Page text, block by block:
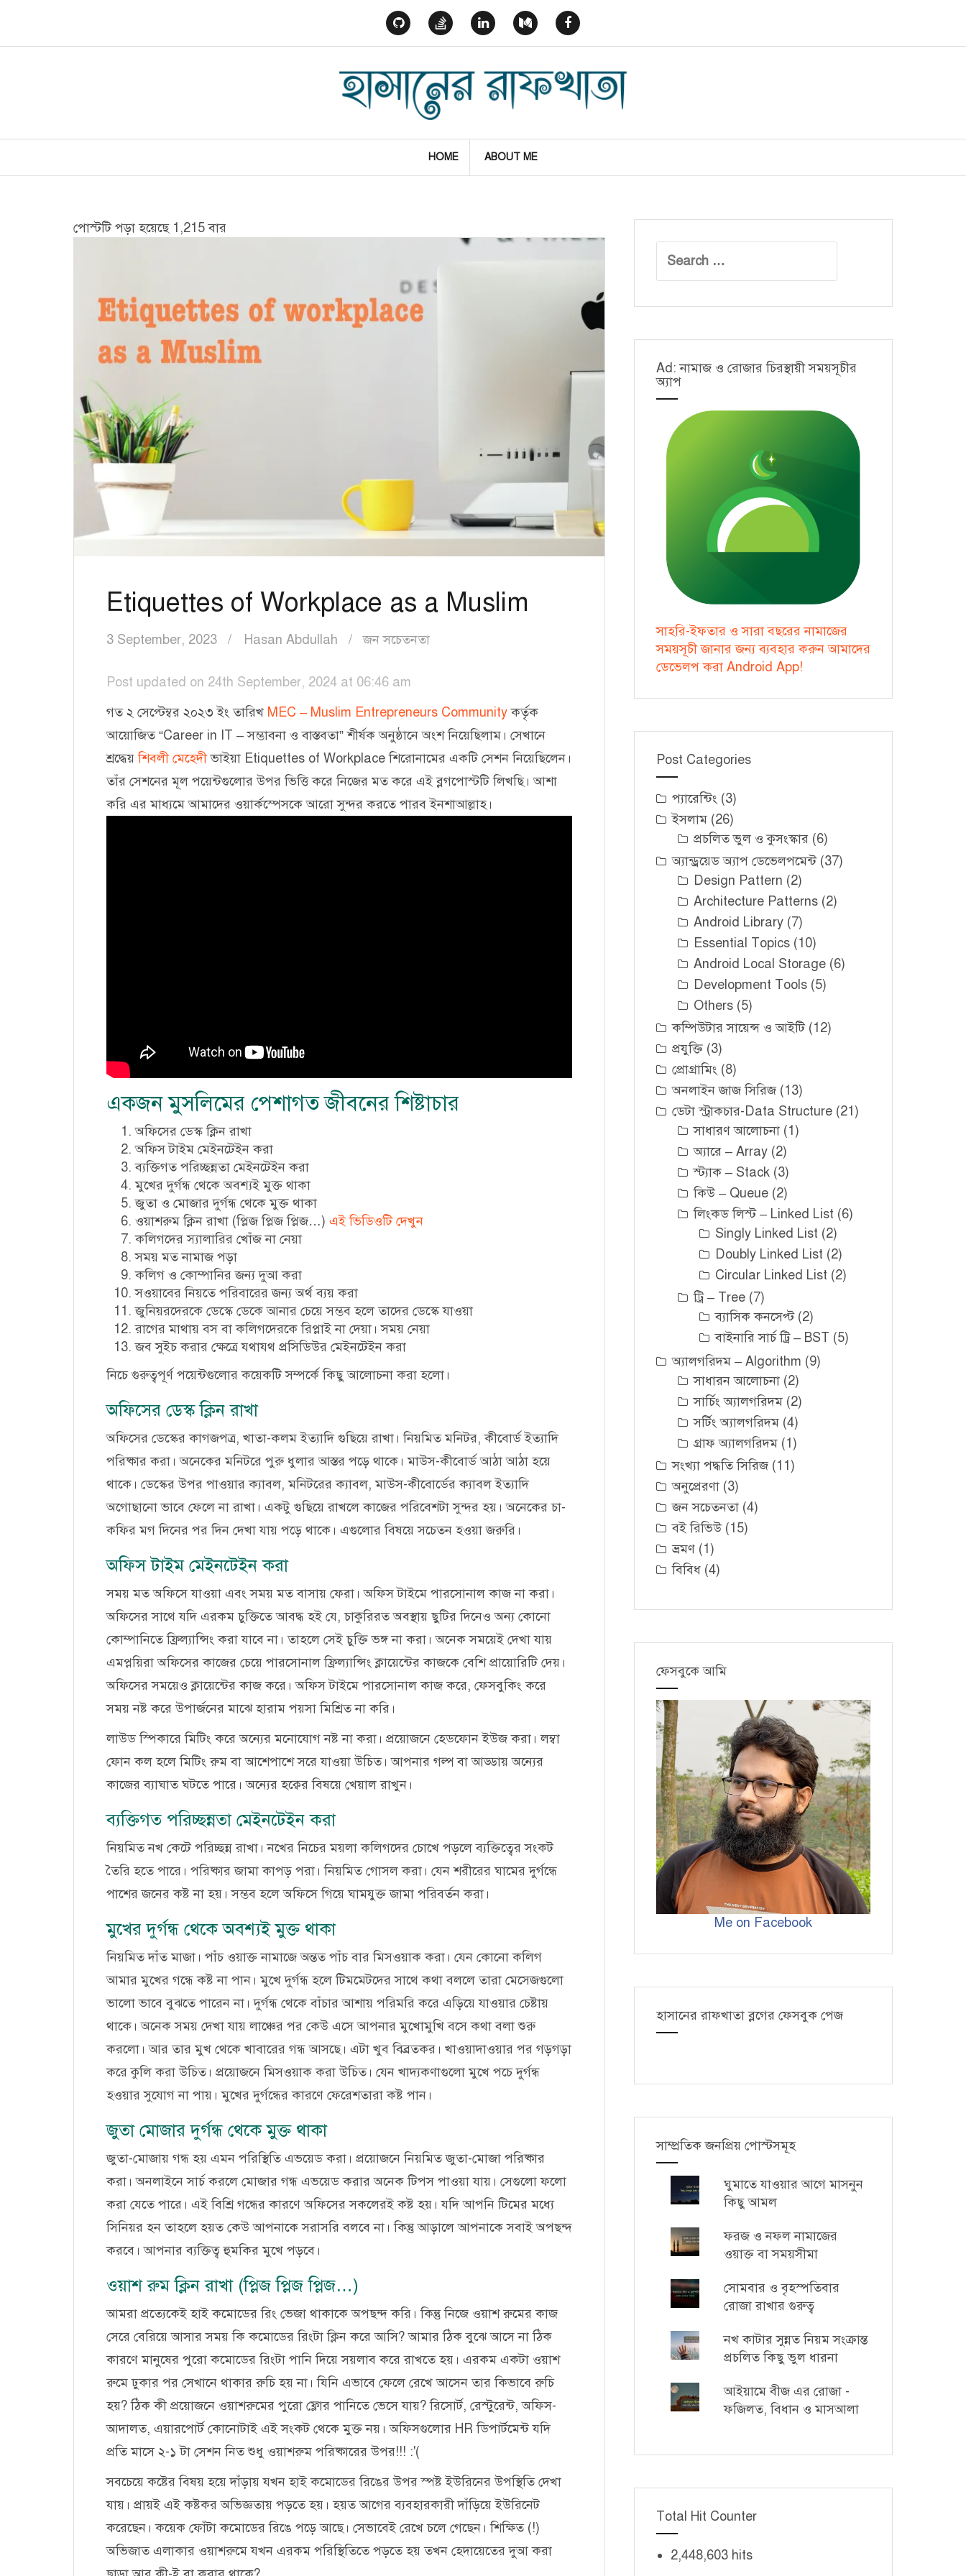
content
HOME ABOUT ME
পোস্টটি পড়া হয়েছে 1,215 বার
Etiquettes of Workplace as a Muslim
3 September, 2023 Hasan Abdullah জন সচেতনতা
Post updated on 24th September, 2024 at 06:46 am
গত ২ সেপ্টেম্বর ২০২৩ ইং তারিখ MEC – Muslim Entrepreneurs Communityকর্তৃক
আয়োজিত “Career in IT – সম্ভাবনা ও বাস্তবতা” শীর্ষক অনুষ্ঠানে অংশ নিয়েছিলাম। সেখানে
শ্রদ্ধেয়শিবলী মেহেদীভাইয়া Etiquettes of Workplace শিরোনামের একটি সেশন নিয়েছিলেন।
তাঁর সেশনের মূল পয়েন্টগুলোর উপর ভিত্তি করে নিজের মত করে এই ব্লগপোস্টটি লিখছি। আশা
করি এর মাধ্যমে আমাদের ওয়ার্কস্পেসকে আরো সুন্দর করতে পারব ইনশাআল্লাহ।
একজন মুসলিমের পেশাগত জীবনের শিষ্টাচার
অফিসের ডেস্ক ক্লিন রাখা
অফিস টাইম মেইনটেইন করা
ব্যক্তিগত পরিচ্ছন্নতা মেইনটেইন করা
মুখের দুর্গন্ধ থেকে অবশ্যই মুক্ত থাকা
জুতা ও মোজার দুর্গন্ধ থেকে মুক্ত থাকা
ওয়াশরুম ক্লিন রাখা (প্লিজ প্লিজ প্লিজ…) এই ভিডিওটি দেখুন
কলিগদের স্যালারির খোঁজ না নেয়া
সময় মত নামাজ পড়া
কলিগ ও কোম্পানির জন্য দুআ করা
সওয়াবের নিয়তে পরিবারের জন্য অর্থ ব্যয় করা
জুনিয়রদেরকে ডেস্কে ডেকে আনার চেয়ে সম্ভব হলে তাদের ডেস্কে যাওয়া
রাগের মাথায় বস বা কলিগদেরকে রিপ্লাই না দেয়া। সময় নেয়া
জব সুইচ করার ক্ষেত্রে যথাযথ প্রসিডিউর মেইনটেইন করা
নিচে গুরুত্বপূর্ণ পয়েন্টগুলোর কয়েকটি সম্পর্কে কিছু আলোচনা করা হলো।
অফিসের ডেস্ক ক্লিন রাখা
অফিসের ডেস্কের কাগজপত্র, খাতা-কলম ইত্যাদি গুছিয়ে রাখা। নিয়মিত মনিটর, কীবোর্ড ইত্যাদি
পরিষ্কার করা। অনেকের মনিটরে পুরু ধুলার আস্তর পড়ে থাকে। মাউস-কীবোর্ড আঠা আঠা হয়ে
থাকে। ডেস্কের উপর পাওয়ার ক্যাবল, মনিটরের ক্যাবল, মাউস-কীবোর্ডের ক্যাবল ইত্যাদি
অগোছানো ভাবে ফেলে না রাখা। একটু গুছিয়ে রাখলে কাজের পরিবেশটা সুন্দর হয়। অনেকের চা-
কফির মগ দিনের পর দিন দেখা যায় পড়ে থাকে। এগুলোর বিষয়ে সচেতন হওয়া জরুরি।
অফিস টাইম মেইনটেইন করা
সময় মত অফিসে যাওয়া এবং সময় মত বাসায় ফেরা। অফিস টাইমে পারসোনাল কাজ না করা।
অফিসের সাথে যদি এরকম চুক্তিতে আবদ্ধ হই যে, চাকুরিরত অবস্থায় ছুটির দিনেও অন্য কোনো
কোম্পানিতে ফ্রিল্যান্সিং করা যাবে না। তাহলে সেই চুক্তি ভঙ্গ না করা। অনেক সময়েই দেখা যায়
এমপ্লয়িরা অফিসের কাজের চেয়ে পারসোনাল ফ্রিল্যান্সিং ক্লায়েন্টের কাজকে বেশি প্রায়োরিটি দেয়।
অফিসের সময়েও ক্লায়েন্টের কাজ করে। অফিস টাইমে পারসোনাল কাজ করে, ফেসবুকিং করে
সময় নষ্ট করে উপার্জনের মাঝে হারাম পয়সা মিশ্রিত না করি।
লাউড স্পিকারে মিটিং করে অন্যের মনোযোগ নষ্ট না করা। প্রয়োজনে হেডফোন ইউজ করা। লম্বা
ফোন কল হলে মিটিং রুম বা আশেপাশে সরে যাওয়া উচিত। আপনার গল্প বা আড্ডায় অন্যের
কাজের ব্যাঘাত ঘটতে পারে। অন্যের হক্বের বিষয়ে খেয়াল রাখুন।
ব্যক্তিগত পরিচ্ছন্নতা মেইনটেইন করা
নিয়মিত নখ কেটে পরিচ্ছন্ন রাখা। নখের নিচের ময়লা কলিগদের চোখে পড়লে ব্যক্তিত্বের সংকট
তৈরি হতে পারে। পরিষ্কার জামা কাপড় পরা। নিয়মিত গোসল করা। যেন শরীরের ঘামের দুর্গন্ধে
পাশের জনের কষ্ট না হয়। সম্ভব হলে অফিসে গিয়ে ঘামযুক্ত জামা পরিবর্তন করা।
মুখের দুর্গন্ধ থেকে অবশ্যই মুক্ত থাকা
নিয়মিত দাঁত মাজা। পাঁচ ওয়াক্ত নামাজে অন্তত পাঁচ বার মিসওয়াক করা। যেন কোনো কলিগ
আমার মুখের গন্ধে কষ্ট না পান। মুখে দুর্গন্ধ হলে টিমমেটদের সাথে কথা বললে তারা মেসেজগুলো
ভালো ভাবে বুঝতে পারেন না। দুর্গন্ধ থেকে বাঁচার আশায় পরিমরি করে এড়িয়ে যাওয়ার চেষ্টায়
থাকে। অনেক সময় দেখা যায় লাঞ্চের পর কেউ এসে আপনার মুখোমুখি বসে কথা বলা শুরু
করলো। আর তার মুখ থেকে খাবারের গন্ধ আসছে। এটা খুব বিব্রতকর। খাওয়াদাওয়ার পর গড়গড়া
করে কুলি করা উচিত। প্রয়োজনে মিসওয়াক করা উচিত। যেন খাদ্যকণাগুলো মুখে পচে দুর্গন্ধ
হওয়ার সুযোগ না পায়। মুখের দুর্গন্ধের কারণে ফেরেশতারা কষ্ট পান।
জুতা মোজার দুর্গন্ধ থেকে মুক্ত থাকা
জুতা-মোজায় গন্ধ হয় এমন পরিস্থিতি এভয়েড করা। প্রয়োজনে নিয়মিত জুতা-মোজা পরিষ্কার
করা। অনলাইনে সার্চ করলে মোজার গন্ধ এভয়েড করার অনেক টিপস পাওয়া যায়। সেগুলো ফলো
করা যেতে পারে। এই বিশ্রি গন্ধের কারণে অফিসের সকলেরই কষ্ট হয়। যদি আপনি টিমের মধ্যে
সিনিয়র হন তাহলে হয়ত কেউ আপনাকে সরাসরি বলবে না। কিন্তু আড়ালে আপনাকে সবাই অপছন্দ
করবে। আপনার ব্যক্তিত্ব হুমকির মুখে পড়বে।
ওয়াশ রুম ক্লিন রাখা (প্লিজ প্লিজ প্লিজ…)
আমরা প্রত্যেকেই হাই কমোডের রিং ভেজা থাকাকে অপছন্দ করি। কিন্তু নিজে ওয়াশ রুমের কাজ
সেরে বেরিয়ে আসার সময় কি কমোডের রিংটা ক্লিন করে আসি? আমার ঠিক বুঝে আসে না ঠিক
কারণে মানুষের পুরো কমোডের রিংটা পানি দিয়ে সয়লাব করে রাখতে হয়। এরকম একটা ওয়াশ
রুমে ঢুকার পর সেখানে থাকার রুচি হয় না। যিনি এভাবে ফেলে রেখে আসেন তার কিভাবে রুচি
হয়? ঠিক কী প্রয়োজনে ওয়াশরুমের পুরো ফ্লোর পানিতে ভেসে যায়? রিসোর্ট, রেস্টুরেন্ট, অফিস-
আদালত, এয়ারপোর্ট কোনোটাই এই সংকট থেকে মুক্ত নয়। অফিসগুলোর HR ডিপার্টমেন্ট যদি
প্রতি মাসে ২-১ টা সেশন নিত শুধু ওয়াশরুম পরিষ্কারের উপর!!! :'(
সবচেয়ে কষ্টের বিষয় হয়ে দাঁড়ায় যখন হাই কমোডের রিঙের উপর স্পষ্ট ইউরিনের উপস্থিতি দেখা
যায়। প্রায়ই এই কষ্টকর অভিজ্ঞতায় পড়তে হয়। হয়ত আগের ব্যবহারকারী দাঁড়িয়ে ইউরিনেট
করেছেন। কয়েক ফোঁটা কমোডের রিঙে পড়ে আছে। সেভাবেই রেখে চলে গেছেন। শিক্ষিত (!)
অভিজাত এলাকার ওয়াশরুমে যখন এরকম পরিস্থিতিতে পড়তে হয় তখন হেদায়েতের দুআ করা
for:
Ad: নামাজ ও রোজার চিরস্থায়ী সময়সূচীর
অ্যাপ
সাহরি-ইফতার ও সারা বছরের নামাজের
সময়সূচী জানার জন্য ব্যবহার করুন আমাদের
ডেভেলপ করা Android App!
Post Categories
প্যারেন্টিং (3)
ইসলাম (26)
প্রচলিত ভুল ও কুসংস্কার (6)
অ্যান্ড্রয়েড অ্যাপ ডেভেলপমেন্ট(37)
Design Pattern (2)
Architecture Patterns (2)
Android Library (7)
Essential Topics (10)
Android Local Storage (6)
Development Tools (5)
Others (5)
কম্পিউটার সায়েন্স ও আইটি(12)
প্রযুক্তি (3)
প্রোগ্রামিং (8)
অনলাইন জাজ সিরিজ (13)
ডেটা স্ট্রাকচার-Data Structure (21)
সাধারণ আলোচনা (1)
অ্যারে – Array (2)
স্ট্যাক – Stack (3)
কিউ – Queue (2)
লিংকড লিস্ট – Linked List (6)
Singly Linked List (2)
Doubly Linked List (2)
Circular Linked List (2)
ট্রি – Tree (7)
ব্যাসিক কনসেপ্ট(2)
বাইনারি সার্চ ট্রি – BST (5)
অ্যালগরিদম – Algorithm (9)
সাধারন আলোচনা (2)
সার্চিং অ্যালগরিদম (2)
সর্টিং অ্যালগরিদম (4)
গ্রাফ অ্যালগরিদম (1)
সংখ্যা পদ্ধতি সিরিজ (11)
অনুপ্রেরণা (3)
জন সচেতনতা (4)
বই রিভিউ (15)
ভ্রমণ (1)
বিবিধ (4)
ফেসবুকে আমি
Me on Facebook
হাসানের রাফখাতা ব্লগের ফেসবুক পেজ
সাম্প্রতিক জনপ্রিয় পোস্টসমূহ
ঘুমাতে যাওয়ার আগে মাসনুন
কিছু আমল
ফরজ ও নফল নামাজের
ওয়াক্ত বা সময়সীমা
সোমবার ও বৃহস্পতিবার
রোজা রাখার গুরুত্ব
নখ কাটার সুন্নত নিয়ম সংক্রান্ত
প্রচলিত কিছু ভুল ধারনা
আইয়ামে বীজ এর রোজা -
ফজিলত, বিধান ও মাসআলা
Total Hit Counter
2,448,603 hits